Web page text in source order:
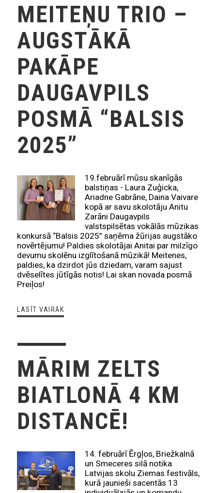
MEITEŅU TRIO –
AUGSTĀKĀ
PAKĀPE
DAUGAVPILS
POSMĀ “BALSIS
2025”
19.februārī mūsu skanīgās
balstiņas - Laura Zuģicka,
Ariadne Gabrāne, Daina Vaivare
kopā ar savu skolotāju Anitu
Zarāni Daugavpils
valstspilsētas vokālās mūzikas
konkursā “Balsis 2025” saņēma žūrijas augstāko
novērtējumu! Paldies skolotājai Anitai par milzīgo
devumu skolēnu izglītošanā mūzikā! Meitenes,
paldies, ka dzirdot jūs dziedam, varam sajust
dvēselītes jūtīgās notis! Lai skan novada posmā
Preiļos!
LASĪT VAIRĀK
MĀRIM ZELTS
BIATLONĀ 4 KM
DISTANCĒ!
14. februārī Ērgļos, Briežkalnā
un Smeceres silā notika
Latvijas skolu Ziemas festivāls,
kurā jaunieši sacentās 13